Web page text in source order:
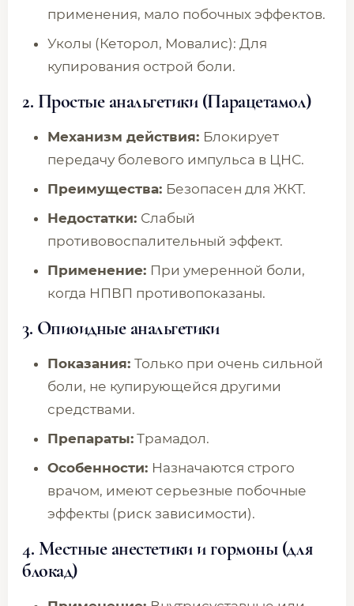
применения, мало побочных эффектов.
Уколы (Кеторол, Мовалис): Для
купирования острой боли.
2. Простые анальгетики (Парацетамол)
Механизм действия: Блокирует
передачу болевого импульса в ЦНС.
Преимущества: Безопасен для ЖКТ.
Недостатки: Слабый
противовоспалительный эффект.
Применение: При умеренной боли,
когда НПВП противопоказаны.
3. Опиоидные анальгетики
Показания: Только при очень сильной
боли, не купирующейся другими
средствами.
Препараты: Трамадол.
Особенности: Назначаются строго
врачом, имеют серьезные побочные
эффекты (риск зависимости).
4. Местные анестетики и гормоны (для
блокад)